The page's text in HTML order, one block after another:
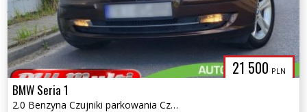
21 500 PLN
BMW Seria 1
2.0 Benzyna Czujniki parkowania Czarna podsufitka ZAMIANA GWARANCJA!